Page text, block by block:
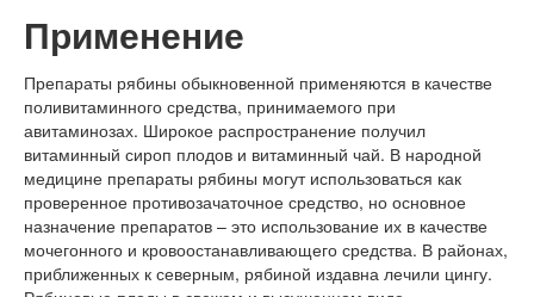
Применение
Препараты рябины обыкновенной применяются в качестве
поливитаминного средства, принимаемого при
авитаминозах. Широкое распространение получил
витаминный сироп плодов и витаминный чай. В народной
медицине препараты рябины могут использоваться как
проверенное противозачаточное средство, но основное
назначение препаратов – это использование их в качестве
мочегонного и кровоостанавливающего средства. В районах,
приближенных к северным, рябиной издавна лечили цингу.